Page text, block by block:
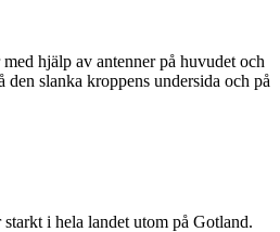
hjälp av antenner på huvudet och
slanka kroppens undersida och på
i hela landet utom på Gotland.